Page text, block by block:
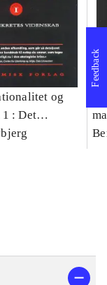
og
1 : Det
Feedback